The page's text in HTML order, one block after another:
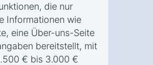
die nur
Informationen wie
eine Über-uns-Seite
bereitstellt, mit
€ bis 3.000 €